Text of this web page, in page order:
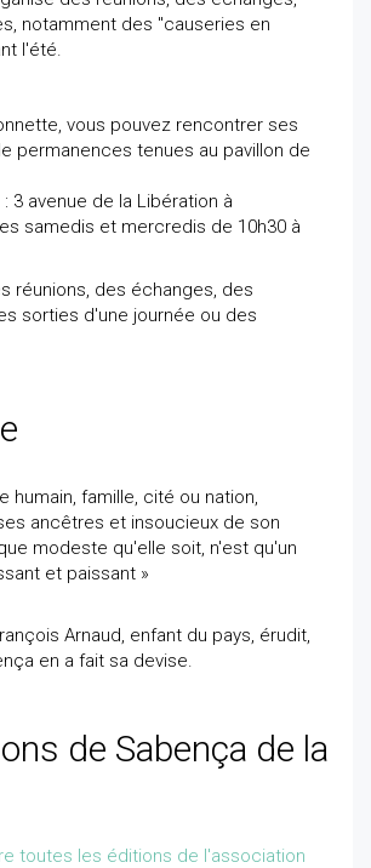
notamment des "causeries en
l'été.
vous pouvez rencontrer ses
permanences tenues au pavillon de
3 avenue de la Libération à
samedis et mercredis de 10h30 à
réunions, des échanges, des
sorties d'une journée ou des
humain, famille, cité ou nation,
ancêtres et insoucieux de son
modeste qu'elle soit, n'est qu'un
et paissant »
Arnaud, enfant du pays, érudit,
en a fait sa devise.
de Sabença de la
toutes les éditions de l'association